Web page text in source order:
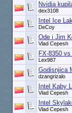
Nvidia
dex3108
Intel Ice
DeCoy
Ode i Jim
Vlad Cepesh
FX-8350
Lex987
Godisnjica
dzangrizalo
Intel Kaby
Vlad Cepesh
Intel
Vlad Cepesh